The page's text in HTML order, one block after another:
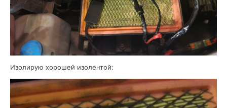
Изолирую хорошей изолентой: